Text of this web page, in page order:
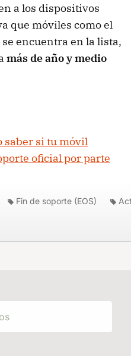
a los dispositivos
que móviles como el
encuentra en la lista,
más de año y medio
saber si tu móvil
oficial por parte
Fin de soporte (EOS)